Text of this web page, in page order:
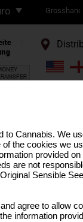
BULK-SAMEN
XL Auto
to Cannabis. We
the cookies we
provided
are not
Sensible
agree to allow
information